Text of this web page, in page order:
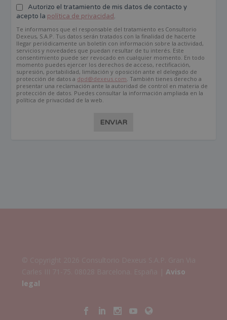
Autorizo el tratamiento de mis datos de contacto y
acepto la política de privacidad.
Te informamos que el responsable del tratamiento es Consultorio
Dexeus, S.A.P. Tus datos serán tratados con la finalidad de hacerte
llegar periódicamente un boletín con información sobre la actividad,
servicios y novedades que puedan resultar de tu interés. Este
consentimiento puede ser revocado en cualquier momento. En todo
momento puedes ejercer los derechos de acceso, rectificación,
supresión, portabilidad, limitación y oposición ante el delegado de
protección de datos a dpd@dexeus.com. También tienes derecho a
presentar una reclamación ante la autoridad de control en materia de
protección de datos. Puedes consultar la información ampliada en la
política de privacidad de la web.
ENVIAR
Aviso
legal